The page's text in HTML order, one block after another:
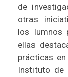
de
otras
los lumnos
ellas
prácticas
Instituto de